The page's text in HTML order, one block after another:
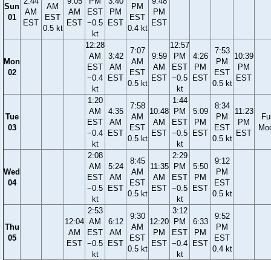
Sun
01
AM
EST
AM
EST
0.5 kt
AM
EST
EST
−0.5
kt
PM
EST
PM
EST
0.4 kt
PM
EST
Mon
02
12:28
AM
EST
−0.4
kt
3:42
AM
EST
7:07
AM
EST
0.5 kt
9:59
AM
EST
12:57
PM
EST
−0.5
kt
4:26
PM
EST
7:53
PM
EST
0.5 kt
10:39
PM
EST
Tue
03
1:20
AM
EST
−0.4
kt
4:35
AM
EST
7:58
AM
EST
0.5 kt
10:48
AM
EST
1:44
PM
EST
−0.5
kt
5:09
PM
EST
8:34
PM
EST
0.5 kt
11:23
PM
EST
Wed
04
2:08
AM
EST
−0.5
kt
5:24
AM
EST
8:45
AM
EST
0.5 kt
11:35
AM
EST
2:29
PM
EST
−0.5
kt
5:50
PM
EST
9:12
PM
EST
0.5 kt
Thu
05
12:04
AM
EST
2:53
AM
EST
−0.5
kt
6:12
AM
EST
9:30
AM
EST
0.5 kt
12:20
PM
EST
3:12
PM
EST
−0.4
kt
6:33
PM
EST
9:52
PM
EST
0.4 kt